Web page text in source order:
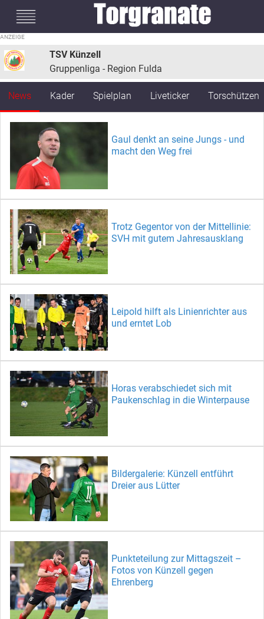
TSV Künzell
Gruppenliga - Region Fulda
News Kader Spielplan Liveticker Torschützen
Gaul denkt an seine Jungs - und
macht den Weg frei
Trotz Gegentor von der Mittellinie:
SVH mit gutem Jahresausklang
Leipold hilft als Linienrichter aus
und erntet Lob
Horas verabschiedet sich mit
Paukenschlag in die Winterpause
Bildergalerie: Künzell entführt
Dreier aus Lütter
Punkteteilung zur Mittagszeit –
Fotos von Künzell gegen
Ehrenberg